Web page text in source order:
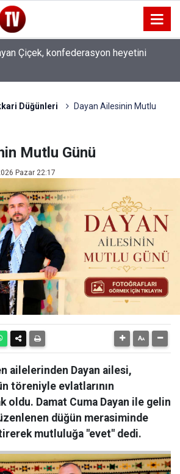
Çiçek, konfederasyon heyetini
Düğünleri
Dayan Ailesinin Mutlu
Mutlu Günü
Pazar 22:17
ailelerinden Dayan ailesi,
töreniyle evlatlarının
oldu. Damat Cuma Dayan ile gelin
düğün merasiminde
mutluluğa "evet" dedi.